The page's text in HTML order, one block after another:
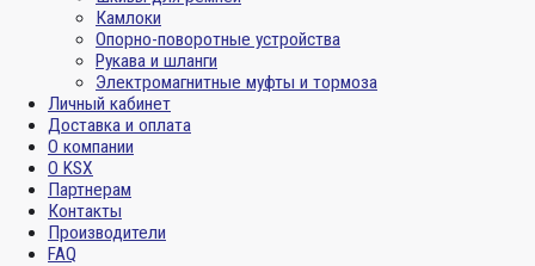
Камлоки
Опорно-поворотные устройства
Рукава и шланги
Электромагнитные муфты и тормоза
Личный кабинет
Доставка и оплата
О компании
О KSX
Партнерам
Контакты
Производители
FAQ